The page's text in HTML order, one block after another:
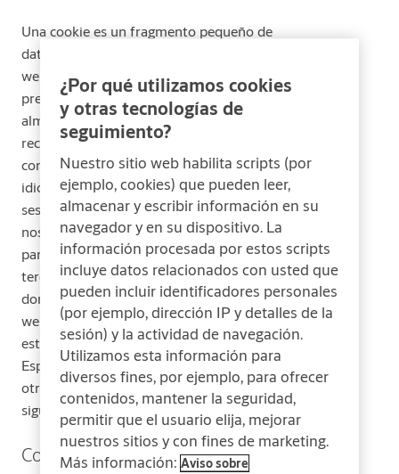
Una cookie es un fragmento pequeño de
datos (archivos de texto) que un sitio
web, cuando es visitado por un usuario, le
pregunta a su navegador para
almacenarse en su dispositivo y así
recordar información acerca de usted,
como por ejemplo la preferencia de
idioma o su información para iniciar
sesión. Estas cookies son establecidas por
nosotros, y se llaman cookies de primeras
partes. También usamos cookies de
terceras partes (que son cookies de un
dominio diferente al dominio del sitio
web que está visitando) para nuestros
estudios de anuncios y marketing.
Específicamente, usamos las cookies y
otras tecnologías de seguimiento para los
siguientes propósitos:
Cookies Esenciales
¿Por qué utilizamos cookies
y otras tecnologías de
seguimiento?
Nuestro sitio web habilita scripts (por
ejemplo, cookies) que pueden leer,
almacenar y escribir información en su
navegador y en su dispositivo. La
información procesada por estos scripts
incluye datos relacionados con usted que
pueden incluir identificadores personales
(por ejemplo, dirección IP y detalles de la
sesión) y la actividad de navegación.
Utilizamos esta información para
diversos fines, por ejemplo, para ofrecer
contenidos, mantener la seguridad,
permitir que el usuario elija, mejorar
nuestros sitios y con fines de marketing.
Más información: Aviso sobre